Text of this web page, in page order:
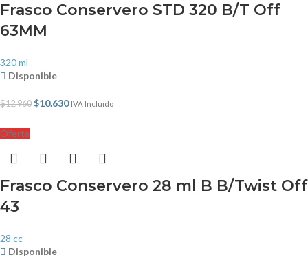
Frasco Conservero STD 320 B/T Off
63MM
320 ml
Disponible
$12.960 $10.630 IVA Incluido
Oferta
Frasco Conservero 28 ml B B/Twist Off
43
28 cc
Disponible